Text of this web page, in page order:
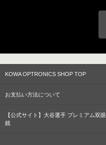
KOWA OPTRONICS SHOP TOP
お支払い方法について
【公式サイト】大谷選手 プレミアム双眼
鏡